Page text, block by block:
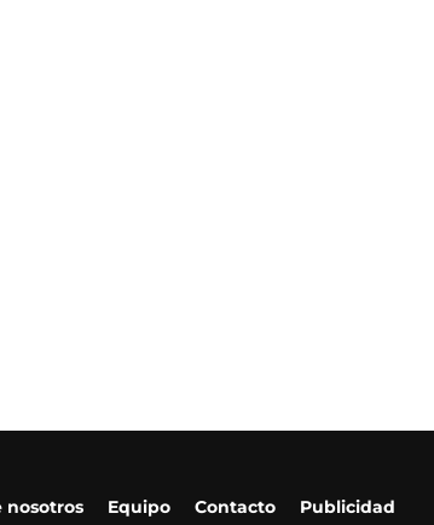
nosotros Equipo Contacto Publicidad